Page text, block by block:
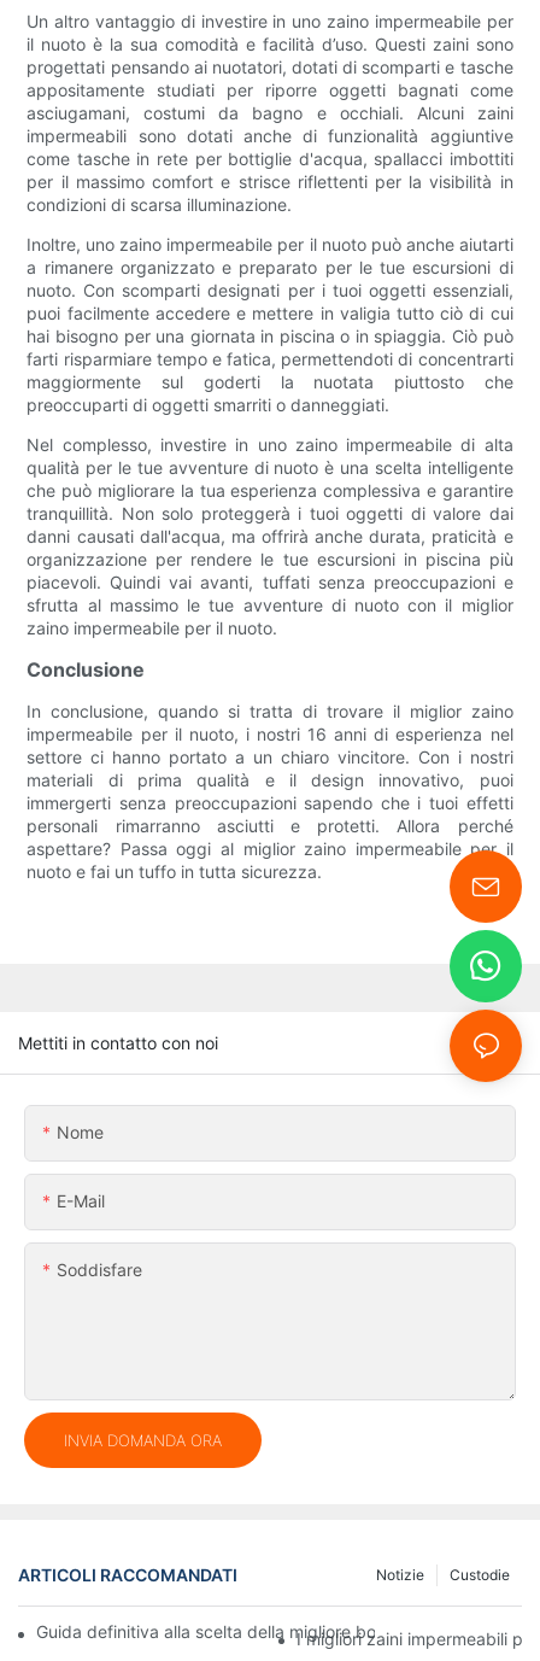
Un altro vantaggio di investire in uno zaino impermeabile per
il nuoto è la sua comodità e facilità d’uso. Questi zaini sono
progettati pensando ai nuotatori, dotati di scomparti e tasche
appositamente studiati per riporre oggetti bagnati come
asciugamani, costumi da bagno e occhiali. Alcuni zaini
impermeabili sono dotati anche di funzionalità aggiuntive
come tasche in rete per bottiglie d'acqua, spallacci imbottiti
per il massimo comfort e strisce riflettenti per la visibilità in
condizioni di scarsa illuminazione.
Inoltre, uno zaino impermeabile per il nuoto può anche aiutarti
a rimanere organizzato e preparato per le tue escursioni di
nuoto. Con scomparti designati per i tuoi oggetti essenziali,
puoi facilmente accedere e mettere in valigia tutto ciò di cui
hai bisogno per una giornata in piscina o in spiaggia. Ciò può
farti risparmiare tempo e fatica, permettendoti di concentrarti
maggiormente sul goderti la nuotata piuttosto che
preoccuparti di oggetti smarriti o danneggiati.
Nel complesso, investire in uno zaino impermeabile di alta
qualità per le tue avventure di nuoto è una scelta intelligente
che può migliorare la tua esperienza complessiva e garantire
tranquillità. Non solo proteggerà i tuoi oggetti di valore dai
danni causati dall'acqua, ma offrirà anche durata, praticità e
organizzazione per rendere le tue escursioni in piscina più
piacevoli. Quindi vai avanti, tuffati senza preoccupazioni e
sfrutta al massimo le tue avventure di nuoto con il miglior
zaino impermeabile per il nuoto.
Conclusione
In conclusione, quando si tratta di trovare il miglior zaino
impermeabile per il nuoto, i nostri 16 anni di esperienza nel
settore ci hanno portato a un chiaro vincitore. Con i nostri
materiali di prima qualità e il design innovativo, puoi
immergerti senza preoccupazioni sapendo che i tuoi effetti
personali rimarranno asciutti e protetti. Allora perché
aspettare? Passa oggi al miglior zaino impermeabile per il
nuoto e fai un tuffo in tutta sicurezza.
Mettiti in contatto con noi
Nome
E-Mail
Soddisfare
INVIA DOMANDA ORA
ARTICOLI RACCOMANDATI Custodie
Notizie
Guida definitiva alla scelta della migliore borsa impermeabile in
I migliori zaini impermeabili